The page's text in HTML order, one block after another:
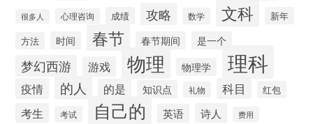
很多人 心理咨询 成绩 攻略 数学 文科
新年
方法
时间 春节 春节期间 是一个
梦幻西游 游戏 物理 物理学 理科
疫情 的人 的是 知识点 礼物 科目 红包
考生 考试 自己的 英语 诗人 费用